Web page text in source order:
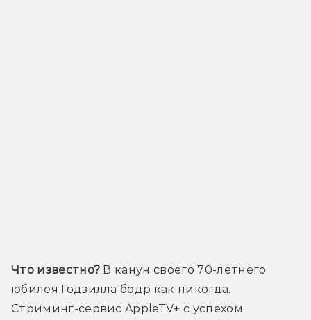
Что известно? В канун своего 70-летнего
юбилея Годзилла бодр как никогда.
Стриминг-сервис AppleTV+ с успехом